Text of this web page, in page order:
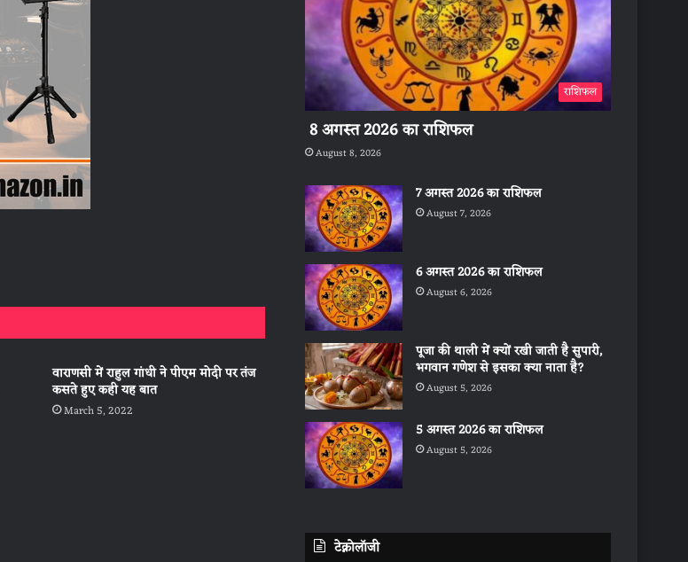
वाराणसी में राहुल गांधी ने पीएम मोदी पर तंज
कसते हुए कही यह बात
March 5, 2022
राशिफल
8 अगस्त 2026 का राशिफल
August 8, 2026
7 अगस्त 2026 का राशिफल
August 7, 2026
6 अगस्त 2026 का राशिफल
August 6, 2026
पूजा की थाली में क्यों रखी जाती है सुपारी,
भगवान गणेश से इसका क्या नाता है?
August 5, 2026
5 अगस्त 2026 का राशिफल
August 5, 2026
टेक्नोलॉजी